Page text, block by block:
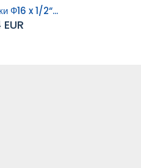
Ф16 x 1/2“...